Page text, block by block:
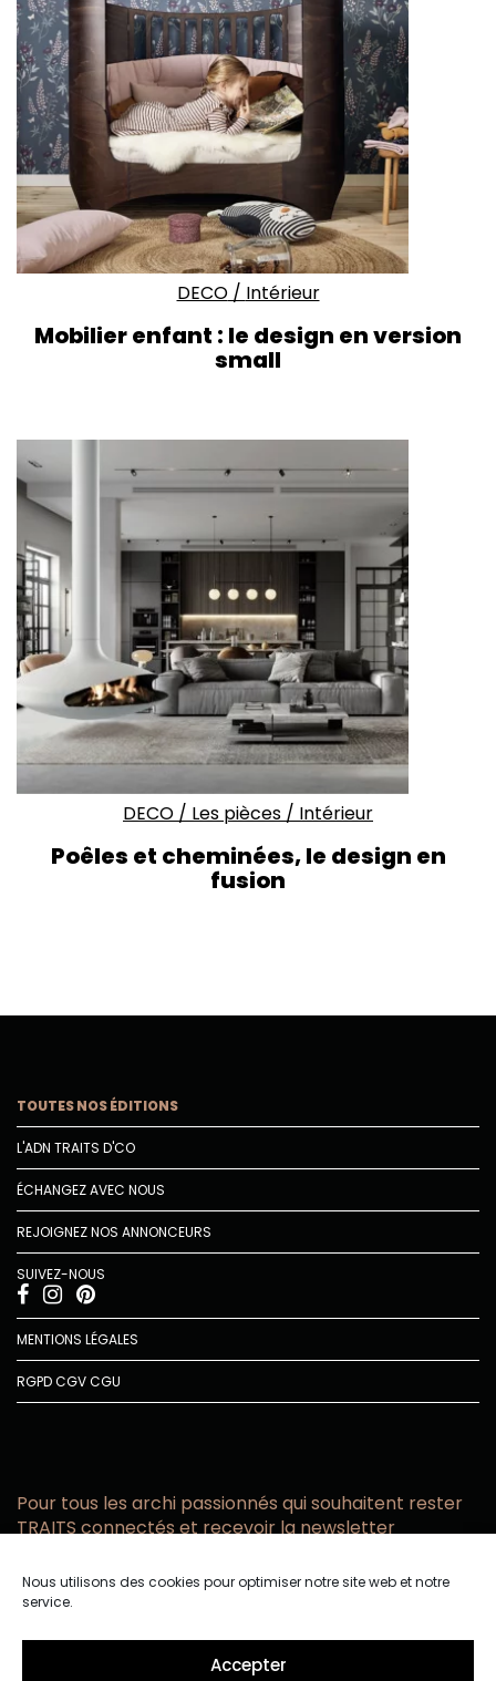
Nous utilisons des cookies pour optimiser notre site web et notre
service.
Accepter
DECO/ Intérieur
Mobilier enfant : le design en version
small
DECO / Les pièces / Intérieur
Poêles et cheminées, le design en
fusion
TOUTES NOS ÉDITIONS
L'ADN TRAITS D'CO
ÉCHANGEZ AVEC NOUS
REJOIGNEZ NOS ANNONCEURS
SUIVEZ-NOUS
MENTIONS LÉGALES
RGPDCGVCGU
Pour tous les archi passionnés qui souhaitent rester
TRAITS connectés et recevoir la newsletter
email
confidentialité.